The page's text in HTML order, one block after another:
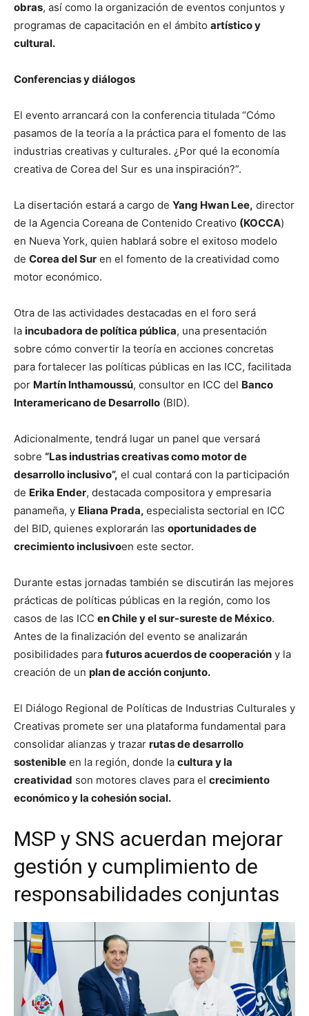
obras, así como la organización de eventos conjuntos y
programas de capacitación en el ámbito artístico y
cultural.
Conferencias y diálogos
El evento arrancará con la conferencia titulada “Cómo
pasamos de la teoría a la práctica para el fomento de las
industrias creativas y culturales. ¿Por qué la economía
creativa de Corea del Sur es una inspiración?”.
La disertación estará a cargo de Yang Hwan Lee, director
de la Agencia Coreana de Contenido Creativo (KOCCA)
en Nueva York, quien hablará sobre el exitoso modelo
de Corea del Sur en el fomento de la creatividad como
motor económico.
Otra de las actividades destacadas en el foro será
la incubadora de política pública, una presentación
sobre cómo convertir la teoría en acciones concretas
para fortalecer las políticas públicas en las ICC, facilitada
por Martín Inthamoussú, consultor en ICC del Banco
Interamericano de Desarrollo (BID).
Adicionalmente, tendrá lugar un panel que versará
sobre “Las industrias creativas como motor de
desarrollo inclusivo”, el cual contará con la participación
de Erika Ender, destacada compositora y empresaria
panameña, y Eliana Prada, especialista sectorial en ICC
del BID, quienes explorarán las oportunidades de
crecimiento inclusivoen este sector.
Durante estas jornadas también se discutirán las mejores
prácticas de políticas públicas en la región, como los
casos de las ICC en Chile y el sur-sureste de México.
Antes de la finalización del evento se analizarán
posibilidades para futuros acuerdos de cooperación y la
creación de un plan de acción conjunto.
El Diálogo Regional de Políticas de Industrias Culturales y
Creativas promete ser una plataforma fundamental para
consolidar alianzas y trazar rutas de desarrollo
sostenible en la región, donde la cultura y la
creatividad son motores claves para el crecimiento
económico y la cohesión social.
MSP y SNS acuerdan mejorar
gestión y cumplimiento de
responsabilidades conjuntas